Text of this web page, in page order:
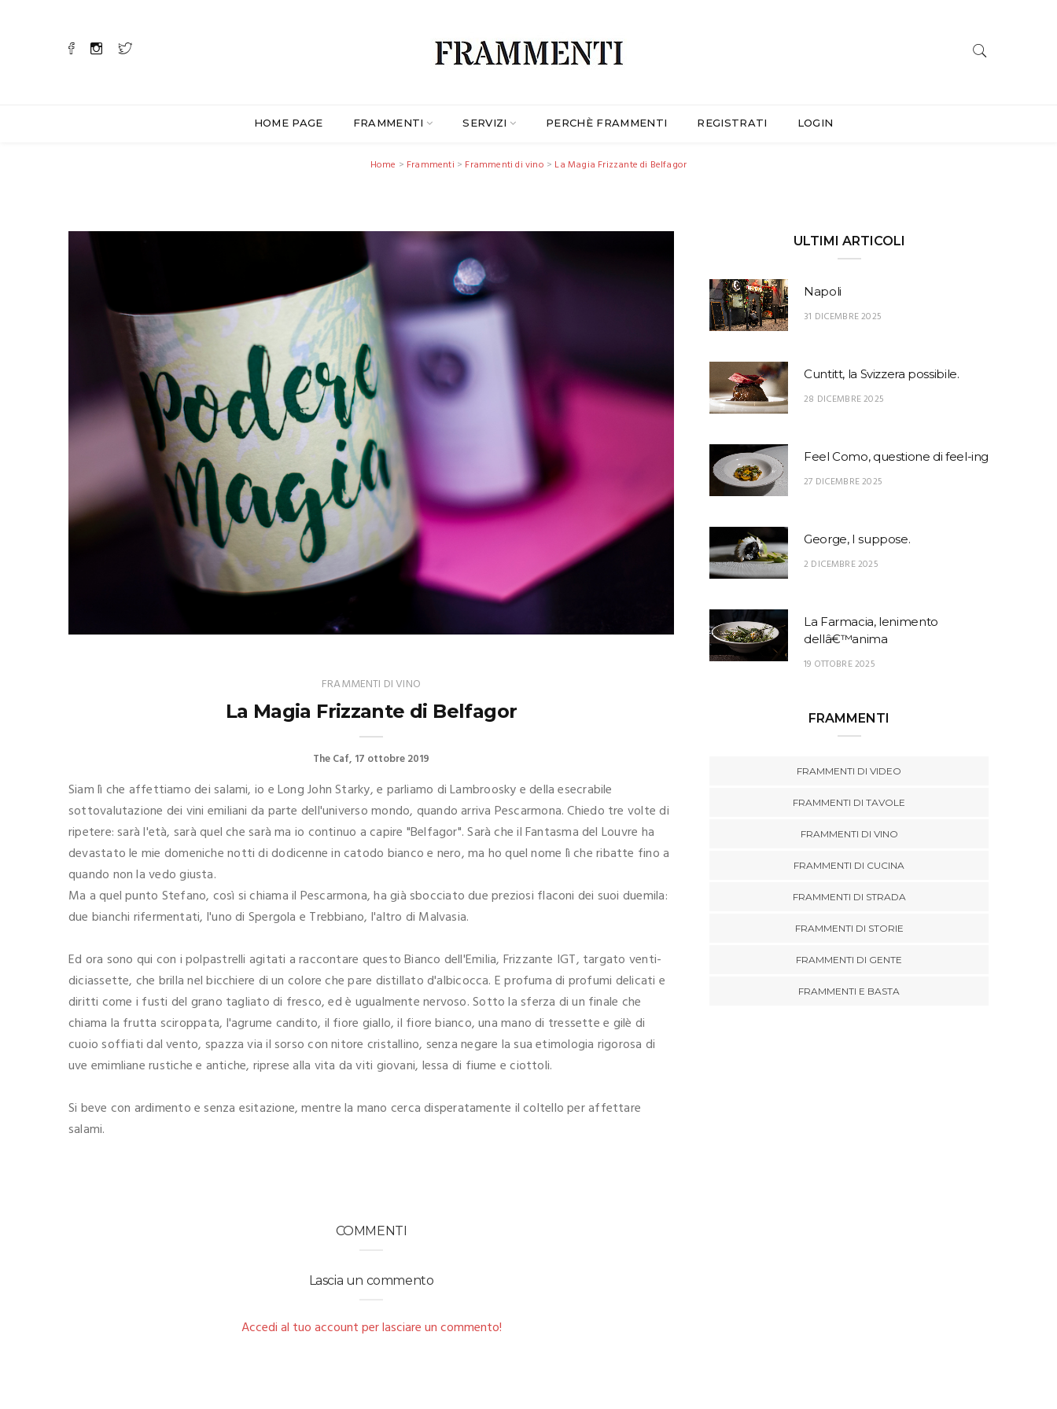
HOME PAGE FRAMMENTI SERVIZI PERCHÈ FRAMMENTI REGISTRATI LOGIN
Home > Frammenti > Frammenti di vino > La Magia Frizzante di Belfagor
FRAMMENTI DI VINO
La Magia Frizzante di Belfagor
The Caf 17 ottobre 2019
Siam lì che affettiamo dei salami, io e Long John Starky, e parliamo di Lambroosky e della esecrabile
sottovalutazione dei vini emiliani da parte dell'universo mondo, quando arriva Pescarmona. Chiedo tre volte di
ripetere: sarà l'età, sarà quel che sarà ma io continuo a capire "Belfagor". Sarà che il Fantasma del Louvre ha
devastato le mie domeniche notti di dodicenne in catodo bianco e nero, ma ho quel nome lì che ribatte fino a
quando non la vedo giusta.
Ma a quel punto Stefano, così si chiama il Pescarmona, ha già sbocciato due preziosi flaconi dei suoi duemila:
due bianchi rifermentati, l'uno di Spergola e Trebbiano, l'altro di Malvasia.
Ed ora sono qui con i polpastrelli agitati a raccontare questo Bianco dell'Emilia, Frizzante IGT, targato venti-
diciassette, che brilla nel bicchiere di un colore che pare distillato d'albicocca. E profuma di profumi delicati e
diritti come i fusti del grano tagliato di fresco, ed è ugualmente nervoso. Sotto la sferza di un finale che
chiama la frutta sciroppata, l'agrume candito, il fiore giallo, il fiore bianco, una mano di tressette e gilè di
cuoio soffiati dal vento, spazza via il sorso con nitore cristallino, senza negare la sua etimologia rigorosa di
uve emimliane rustiche e antiche, riprese alla vita da viti giovani, lessa di fiume e ciottoli.
Si beve con ardimento e senza esitazione, mentre la mano cerca disperatamente il coltello per affettare
salami.
COMMENTI
Lascia un commento
Accedi al tuo account per lasciare un commento!
ULTIMI ARTICOLI
Napoli
31 DICEMBRE 2025
Cuntitt, la Svizzera possibile.
28 DICEMBRE 2025
Feel Como, questione di feel-ing
27 DICEMBRE 2025
George, I suppose.
2 DICEMBRE 2025
La Farmacia, lenimento
dellâ€™anima
19 OTTOBRE 2025
FRAMMENTI
FRAMMENTI DI VIDEO
FRAMMENTI DI TAVOLE
FRAMMENTI DI VINO
FRAMMENTI DI CUCINA
FRAMMENTI DI STRADA
FRAMMENTI DI STORIE
FRAMMENTI DI GENTE
FRAMMENTI E BASTA